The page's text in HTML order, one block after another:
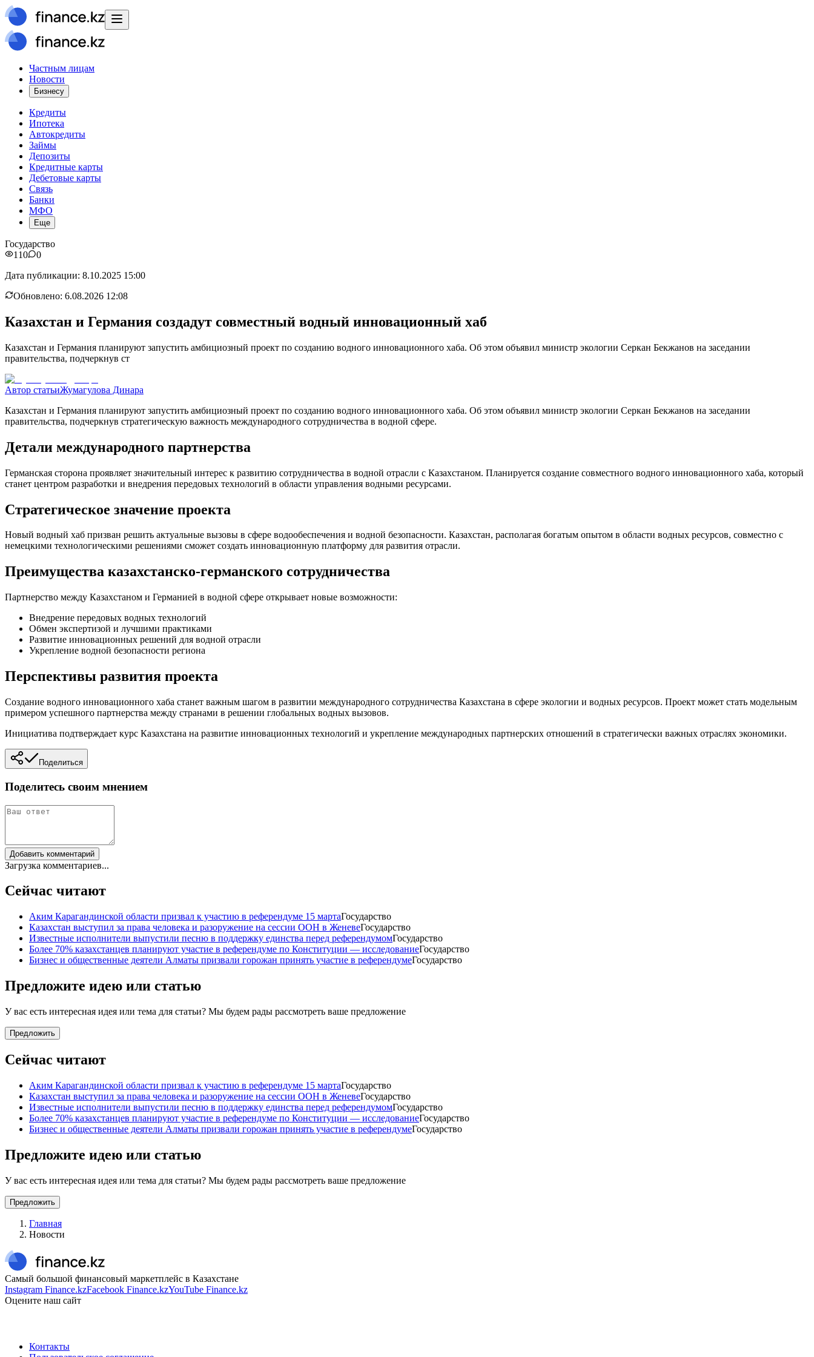
Частным лицам
Новости
Бизнесу
Кредиты
Ипотека
Автокредиты
Займы
Депозиты
Кредитные карты
Дебетовые карты
Связь
Банки
МФО
Еще
Государство
110
0
Дата публикации: 8.10.2025 15:00
Обновлено: 6.08.2026 12:08
Казахстан и Германия создадут совместный водный инновационный хаб
Казахстан и Германия планируют запустить амбициозный проект по созданию водного инновационного хаба. Об этом объявил министр экологии Серкан Бекжанов на заседании
правительства, подчеркнув ст
Автор статьиЖумагулова Динара
Казахстан и Германия планируют запустить амбициозный проект по созданию водного инновационного хаба. Об этом объявил министр экологии Серкан Бекжанов на заседании
правительства, подчеркнув стратегическую важность международного сотрудничества в водной сфере.
Детали международного партнерства
Германская сторона проявляет значительный интерес к развитию сотрудничества в водной отрасли с Казахстаном. Планируется создание совместного водного инновационного хаба, который
станет центром разработки и внедрения передовых технологий в области управления водными ресурсами.
Стратегическое значение проекта
Новый водный хаб призван решить актуальные вызовы в сфере водообеспечения и водной безопасности. Казахстан, располагая богатым опытом в области водных ресурсов, совместно с
немецкими технологическими решениями сможет создать инновационную платформу для развития отрасли.
Преимущества казахстанско-германского сотрудничества
Партнерство между Казахстаном и Германией в водной сфере открывает новые возможности:
Внедрение передовых водных технологий
Обмен экспертизой и лучшими практиками
Развитие инновационных решений для водной отрасли
Укрепление водной безопасности региона
Перспективы развития проекта
Создание водного инновационного хаба станет важным шагом в развитии международного сотрудничества Казахстана в сфере экологии и водных ресурсов. Проект может стать модельным
примером успешного партнерства между странами в решении глобальных водных вызовов.
Инициатива подтверждает курс Казахстана на развитие инновационных технологий и укрепление международных партнерских отношений в стратегически важных отраслях экономики.
Поделиться
Поделитесь своим мнением
Добавить комментарий
Загрузка комментариев...
Сейчас читают
Аким Карагандинской области призвал к участию в референдуме 15 мартаГосударство
Казахстан выступил за права человека и разоружение на сессии ООН в ЖеневеГосударство
Известные исполнители выпустили песню в поддержку единства перед референдумомГосударство
Более 70% казахстанцев планируют участие в референдуме по Конституции — исследованиеГосударство
Бизнес и общественные деятели Алматы призвали горожан принять участие в референдумеГосударство
Предложите идею или статью
У вас есть интересная идея или тема для статьи? Мы будем рады рассмотреть ваше предложение
Предложить
Сейчас читают
Аким Карагандинской области призвал к участию в референдуме 15 мартаГосударство
Казахстан выступил за права человека и разоружение на сессии ООН в ЖеневеГосударство
Известные исполнители выпустили песню в поддержку единства перед референдумомГосударство
Более 70% казахстанцев планируют участие в референдуме по Конституции — исследованиеГосударство
Бизнес и общественные деятели Алматы призвали горожан принять участие в референдумеГосударство
Предложите идею или статью
У вас есть интересная идея или тема для статьи? Мы будем рады рассмотреть ваше предложение
Предложить
Главная
Новости
Самый большой финансовый маркетплейс в Казахстане
Instagram Finance.kzFacebook Finance.kzYouTube Finance.kz
Оцените наш сайт
Контакты